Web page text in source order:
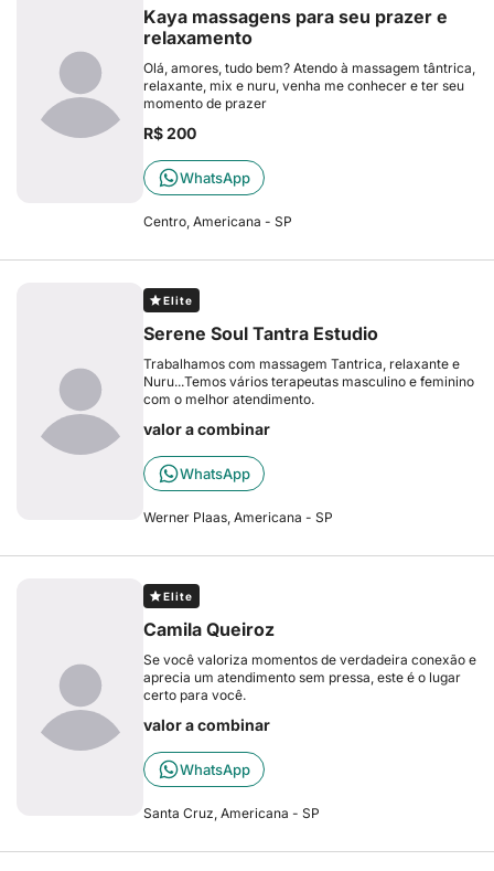
Kaya massagens para seu prazer e
relaxamento
Olá, amores, tudo bem? Atendo à massagem tântrica,
relaxante, mix e nuru, venha me conhecer e ter seu
momento de prazer
R$ 200
WhatsApp
Centro, Americana - SP
Elite
Serene Soul Tantra Estudio
Trabalhamos com massagem Tantrica, relaxante e
Nuru...Temos vários terapeutas masculino e feminino
com o melhor atendimento.
valor a combinar
WhatsApp
Werner Plaas, Americana - SP
Elite
Camila Queiroz
Se você valoriza momentos de verdadeira conexão e
aprecia um atendimento sem pressa, este é o lugar
certo para você.
valor a combinar
WhatsApp
Santa Cruz, Americana - SP